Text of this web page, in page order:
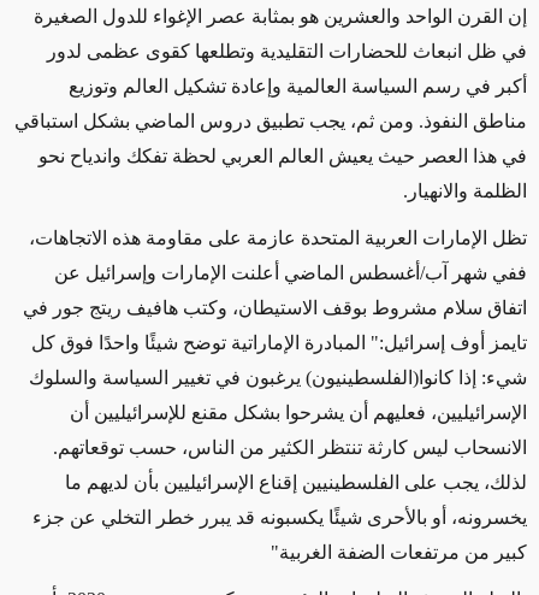
إن القرن الواحد والعشرين هو بمثابة عصر الإغواء للدول الصغيرة
في ظل انبعاث للحضارات التقليدية وتطلعها كقوى عظمى لدور
أكبر في رسم السياسة العالمية وإعادة تشكيل العالم وتوزيع
مناطق النفوذ. ومن ثم، يجب تطبيق دروس الماضي بشكل استباقي
في هذا العصر حيث يعيش العالم العربي لحظة تفكك واندياح نحو
الظلمة والانهيار.
تظل الإمارات العربية المتحدة عازمة على مقاومة هذه الاتجاهات،
ففي شهر آب/ أغسطس الماضي أعلنت الإمارات وإسرائيل عن
اتفاق سلام مشروط بوقف الاستيطان، وكتب هافيف ريتج جور في
تايمز أوف إسرائيل:" المبادرة الإماراتية توضح شيئًا واحدًا فوق كل
شيء: إذا كانوا(الفلسطينيون) يرغبون في تغيير السياسة والسلوك
الإسرائيليين، فعليهم أن يشرحوا بشكل مقنع للإسرائيليين أن
الانسحاب ليس كارثة تنتظر الكثير من الناس، حسب توقعاتهم.
لذلك، يجب على الفلسطينيين إقناع الإسرائيليين بأن لديهم ما
يخسرونه، أو بالأحرى شيئًا يكسبونه قد يبرر خطر التخلي عن جزء
كبير من مرتفعات الضفة الغربية"